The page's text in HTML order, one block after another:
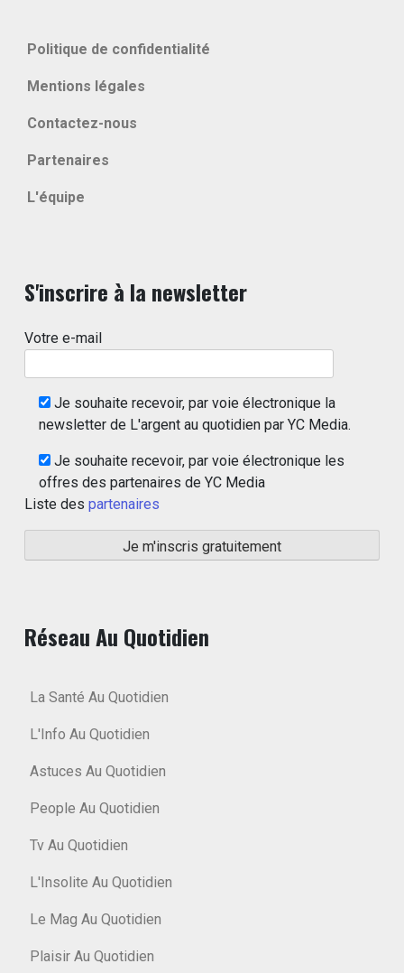
Politique de confidentialité
Mentions légales
Contactez-nous
Partenaires
L'équipe
S'inscrire à la newsletter
Votre e-mail
Je souhaite recevoir, par voie électronique la
newsletter de L'argent au quotidien par YC Media.
Je souhaite recevoir, par voie électronique les
offres des partenaires de YC Media
Liste des partenaires
Réseau Au Quotidien
La Santé Au Quotidien
L'Info Au Quotidien
Astuces Au Quotidien
People Au Quotidien
Tv Au Quotidien
L'Insolite Au Quotidien
Le Mag Au Quotidien
Plaisir Au Quotidien